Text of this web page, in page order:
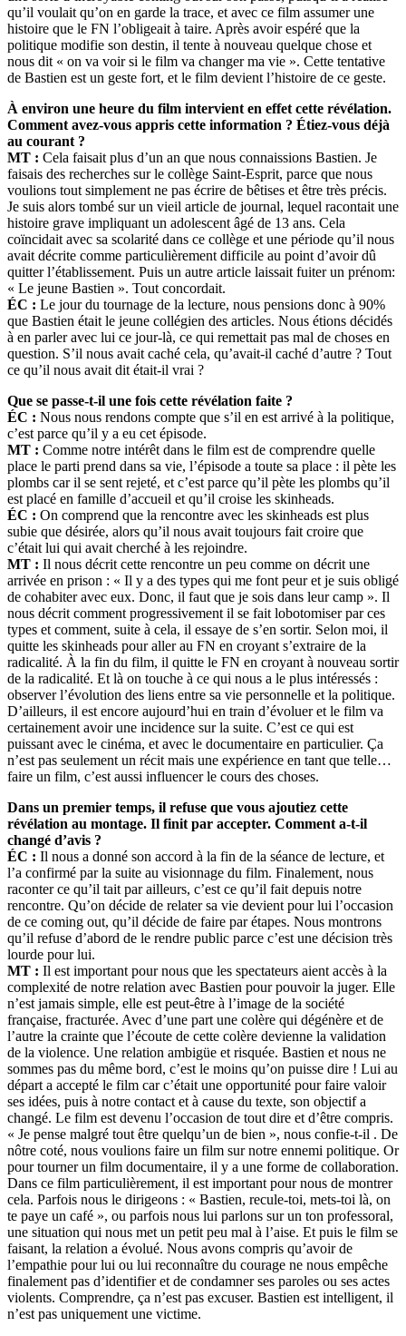
qu’il voulait qu’on en garde la trace, et avec ce film assumer une
histoire que le FN l’obligeait à taire. Après avoir espéré que la
politique modifie son destin, il tente à nouveau quelque chose et
nous dit « on va voir si le film va changer ma vie ». Cette tentative
de Bastien est un geste fort, et le film devient l’histoire de ce geste.
À environ une heure du film intervient en effet cette révélation.
Comment avez-vous appris cette information ? Étiez-vous déjà
au courant ?
MT : Cela faisait plus d’un an que nous connaissions Bastien. Je
faisais des recherches sur le collège Saint-Esprit, parce que nous
voulions tout simplement ne pas écrire de bêtises et être très précis.
Je suis alors tombé sur un vieil article de journal, lequel racontait une
histoire grave impliquant un adolescent âgé de 13 ans. Cela
coïncidait avec sa scolarité dans ce collège et une période qu’il nous
avait décrite comme particulièrement difficile au point d’avoir dû
quitter l’établissement. Puis un autre article laissait fuiter un prénom:
« Le jeune Bastien ». Tout concordait.
ÉC : Le jour du tournage de la lecture, nous pensions donc à 90%
que Bastien était le jeune collégien des articles. Nous étions décidés
à en parler avec lui ce jour-là, ce qui remettait pas mal de choses en
question. S’il nous avait caché cela, qu’avait-il caché d’autre ? Tout
ce qu’il nous avait dit était-il vrai ?
Que se passe-t-il une fois cette révélation faite ?
ÉC : Nous nous rendons compte que s’il en est arrivé à la politique,
c’est parce qu’il y a eu cet épisode.
MT : Comme notre intérêt dans le film est de comprendre quelle
place le parti prend dans sa vie, l’épisode a toute sa place : il pète les
plombs car il se sent rejeté, et c’est parce qu’il pète les plombs qu’il
est placé en famille d’accueil et qu’il croise les skinheads.
ÉC : On comprend que la rencontre avec les skinheads est plus
subie que désirée, alors qu’il nous avait toujours fait croire que
c’était lui qui avait cherché à les rejoindre.
MT : Il nous décrit cette rencontre un peu comme on décrit une
arrivée en prison : « Il y a des types qui me font peur et je suis obligé
de cohabiter avec eux. Donc, il faut que je sois dans leur camp ». Il
nous décrit comment progressivement il se fait lobotomiser par ces
types et comment, suite à cela, il essaye de s’en sortir. Selon moi, il
quitte les skinheads pour aller au FN en croyant s’extraire de la
radicalité. À la fin du film, il quitte le FN en croyant à nouveau sortir
de la radicalité. Et là on touche à ce qui nous a le plus intéressés :
observer l’évolution des liens entre sa vie personnelle et la politique.
D’ailleurs, il est encore aujourd’hui en train d’évoluer et le film va
certainement avoir une incidence sur la suite. C’est ce qui est
puissant avec le cinéma, et avec le documentaire en particulier. Ça
n’est pas seulement un récit mais une expérience en tant que telle…
faire un film, c’est aussi influencer le cours des choses.
Dans un premier temps, il refuse que vous ajoutiez cette
révélation au montage. Il finit par accepter. Comment a-t-il
changé d’avis ?
ÉC : Il nous a donné son accord à la fin de la séance de lecture, et
l’a confirmé par la suite au visionnage du film. Finalement, nous
raconter ce qu’il tait par ailleurs, c’est ce qu’il fait depuis notre
rencontre. Qu’on décide de relater sa vie devient pour lui l’occasion
de ce coming out, qu’il décide de faire par étapes. Nous montrons
qu’il refuse d’abord de le rendre public parce c’est une décision très
lourde pour lui.
MT : Il est important pour nous que les spectateurs aient accès à la
complexité de notre relation avec Bastien pour pouvoir la juger. Elle
n’est jamais simple, elle est peut-être à l’image de la société
française, fracturée. Avec d’une part une colère qui dégénère et de
l’autre la crainte que l’écoute de cette colère devienne la validation
de la violence. Une relation ambigüe et risquée. Bastien et nous ne
sommes pas du même bord, c’est le moins qu’on puisse dire ! Lui au
départ a accepté le film car c’était une opportunité pour faire valoir
ses idées, puis à notre contact et à cause du texte, son objectif a
changé. Le film est devenu l’occasion de tout dire et d’être compris.
« Je pense malgré tout être quelqu’un de bien », nous confie-t-il . De
nôtre coté, nous voulions faire un film sur notre ennemi politique. Or
pour tourner un film documentaire, il y a une forme de collaboration.
Dans ce film particulièrement, il est important pour nous de montrer
cela. Parfois nous le dirigeons : « Bastien, recule-toi, mets-toi là, on
te paye un café », ou parfois nous lui parlons sur un ton professoral,
une situation qui nous met un petit peu mal à l’aise. Et puis le film se
faisant, la relation a évolué. Nous avons compris qu’avoir de
l’empathie pour lui ou lui reconnaître du courage ne nous empêche
finalement pas d’identifier et de condamner ses paroles ou ses actes
violents. Comprendre, ça n’est pas excuser. Bastien est intelligent, il
n’est pas uniquement une victime.